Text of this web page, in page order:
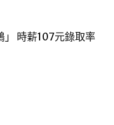
」 時薪107元錄取率